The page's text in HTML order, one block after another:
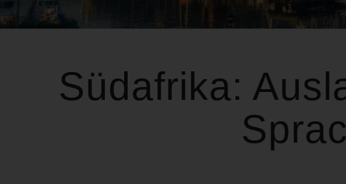
Südafrika: